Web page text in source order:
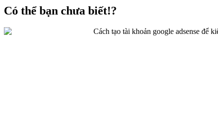
Có thể bạn chưa biết!?